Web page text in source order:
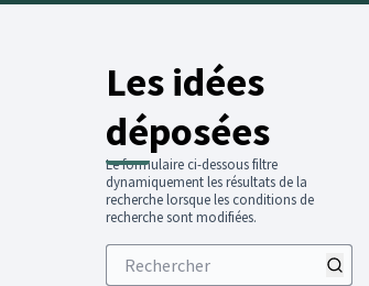
Les idées
déposées
Le formulaire ci-dessous filtre
dynamiquement les résultats de la
recherche lorsque les conditions de
recherche sont modifiées.